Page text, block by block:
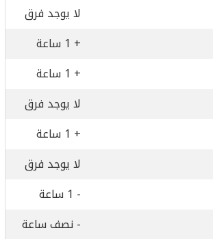
لا يوجد فرق
+ 1 ساعة
+ 1 ساعة
لا يوجد فرق
+ 1 ساعة
لا يوجد فرق
- 1 ساعة
- نصف ساعة